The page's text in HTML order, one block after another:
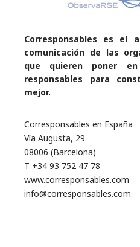
Corresponsables es el
comunicación de las
que quieren poner
responsables para
mejor.
Corresponsables en España
Vía Augusta, 29
08006 (Barcelona)
T +34 93 752 47 78
www.corresponsables.com
info@corresponsables.com